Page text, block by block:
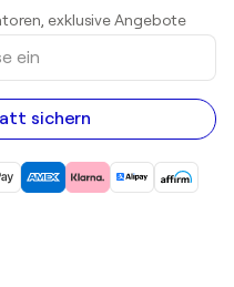
exklusive Angebote
sichern